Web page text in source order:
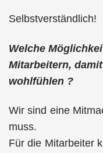
Selbstverständlich!
Welche
Mitarbeitern,
wohlfühlen ?
Wir sind eine
muss.
Für die Mitarbeiter